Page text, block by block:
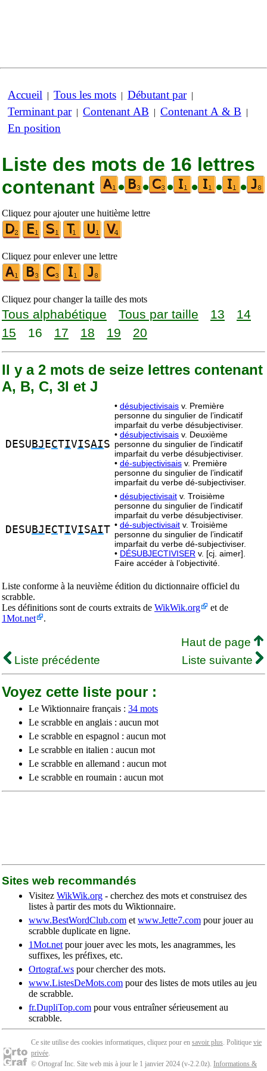
Accueil | Tous les mots | Débutant par|
Terminant par| Contenant AB | Contenant A & B |
En position
Liste des mots de 16 lettres
contenant
• • • • • •
Cliquez pour ajouter une huitième lettre
Cliquez pour enlever une lettre
Cliquez pour changer la taille des mots
Tous alphabétique Tous par taille 13
14
15
16 17 18 19 20
Il y a 2 mots de seize lettres contenant
A, B, C, 3I et J
DESU BJ ECTIVISAIS
• désubjectivisais v. Première
personne du singulier de l’indicatif
imparfait du verbe désubjectiviser.
• désubjectivisais v. Deuxième
personne du singulier de l’indicatif
imparfait du verbe désubjectiviser.
• dé-subjectivisais v. Première
personne du singulier de l’indicatif
imparfait du verbe dé-subjectiviser.
DESU BJ ECTIVISAIT
• désubjectivisait v. Troisième
personne du singulier de l’indicatif
imparfait du verbe désubjectiviser.
• dé-subjectivisait v. Troisième
personne du singulier de l’indicatif
imparfait du verbe dé-subjectiviser.
• DÉSUBJECTIVISER v. [cj. aimer].
Faire accéder à l’objectivité.
Liste conforme à la neuvième édition du dictionnaire officiel du
scrabble.
Les définitions sont de courts extraits de WikWik.org
et de
1Mot.net
.
Haut de page
Liste précédente
Liste suivante
Voyez cette liste pour :
Le Wiktionnaire français : 34 mots
Le scrabble en anglais : aucun mot
Le scrabble en espagnol : aucun mot
Le scrabble en italien : aucun mot
Le scrabble en allemand : aucun mot
Le scrabble en roumain : aucun mot
Sites web recommandés
Visitez WikWik.org - cherchez des mots et construisez des
listes à partir des mots du Wiktionnaire.
www.BestWordClub.com et www.Jette7.com pour jouer au
scrabble duplicate en ligne.
1Mot.net pour jouer avec les mots, les anagrammes, les
suffixes, les préfixes, etc.
Ortograf.ws pour chercher des mots.
www.ListesDeMots.com pour des listes de mots utiles au jeu
de scrabble.
fr.DupliTop.com pour vous entraîner sérieusement au
scrabble.
Ce site utilise des cookies informatiques, cliquez pour en savoir plus. Politique vie
privée.
© Ortograf Inc. Site web mis à jour le 1 janvier 2024 (v-2.2.0z). Informations &